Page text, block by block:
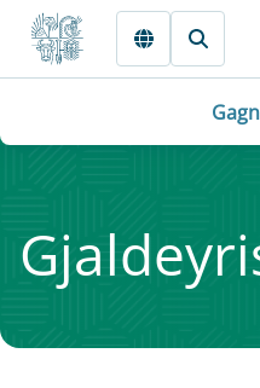
Fara beint í Meginmál